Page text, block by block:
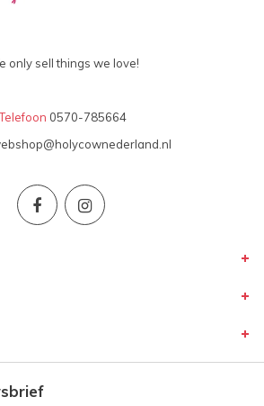
only sell things we love!
Telefoon 0570-785664